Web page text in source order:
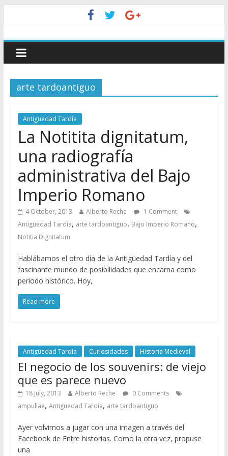
arte tardoantiguo
Antigüedad Tardía
La Notitita dignitatum,
una radiografía
administrativa del Bajo
Imperio Romano
4 October, 2013 Alberto Reche
1 Comment
Antigüedad Tardía, arte tardoantiguo, Bajo Imperio Romano,
Notitia Dignitatum
Hablábamos el otro día de la Antigüedad Tardía y del
fascinante mundo de posibilidades que encarna como
periodo histórico. Hoy,
Read more
Antigüedad Tardía Curiosidades Historia Medieval
El negocio de los souvenirs: de viejo
que es parece nuevo
18 July, 2013 Alberto Reche
0 Comments
ampullae, Antigüedad Tardía, arte tardoantiguo
Ayer volvimos a jugar con una imagen a través del
Facebook de Entre historias. Como la otra vez, propuse
una